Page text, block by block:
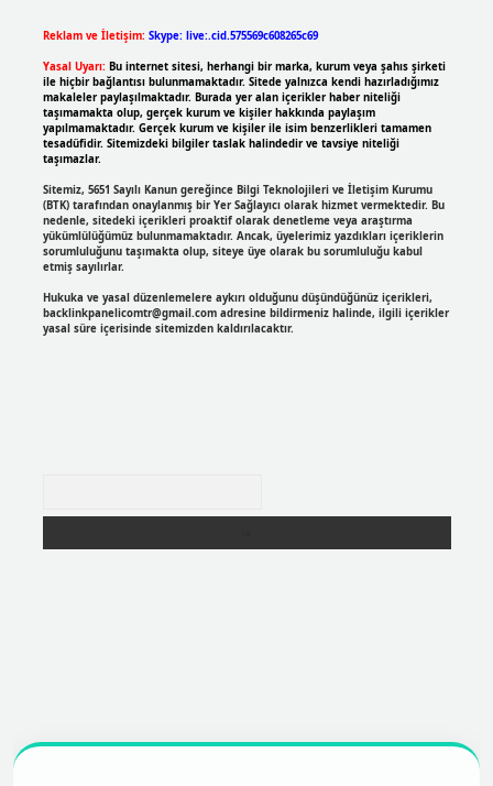
Reklam ve İletişim: Skype: live:.cid.575569c608265c69
Yasal Uyarı: Bu internet sitesi, herhangi bir marka, kurum veya şahıs şirketi
ile hiçbir bağlantısı bulunmamaktadır. Sitede yalnızca kendi hazırladığımız
makaleler paylaşılmaktadır. Burada yer alan içerikler haber niteliği
taşımamakta olup, gerçek kurum ve kişiler hakkında paylaşım
yapılmamaktadır. Gerçek kurum ve kişiler ile isim benzerlikleri tamamen
tesadüfidir. Sitemizdeki bilgiler taslak halindedir ve tavsiye niteliği
taşımazlar.
Sitemiz, 5651 Sayılı Kanun gereğince Bilgi Teknolojileri ve İletişim Kurumu
(BTK) tarafından onaylanmış bir Yer Sağlayıcı olarak hizmet vermektedir. Bu
nedenle, sitedeki içerikleri proaktif olarak denetleme veya araştırma
yükümlülüğümüz bulunmamaktadır. Ancak, üyelerimiz yazdıkları içeriklerin
sorumluluğunu taşımakta olup, siteye üye olarak bu sorumluluğu kabul
etmiş sayılırlar.
Hukuka ve yasal düzenlemelere aykırı olduğunu düşündüğünüz içerikleri,
backlinkpanelicomtr@gmail.comadresine bildirmeniz halinde, ilgili içerikler
yasal süre içerisinde sitemizden kaldırılacaktır.